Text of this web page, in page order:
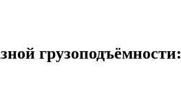
грузоподъёмности: